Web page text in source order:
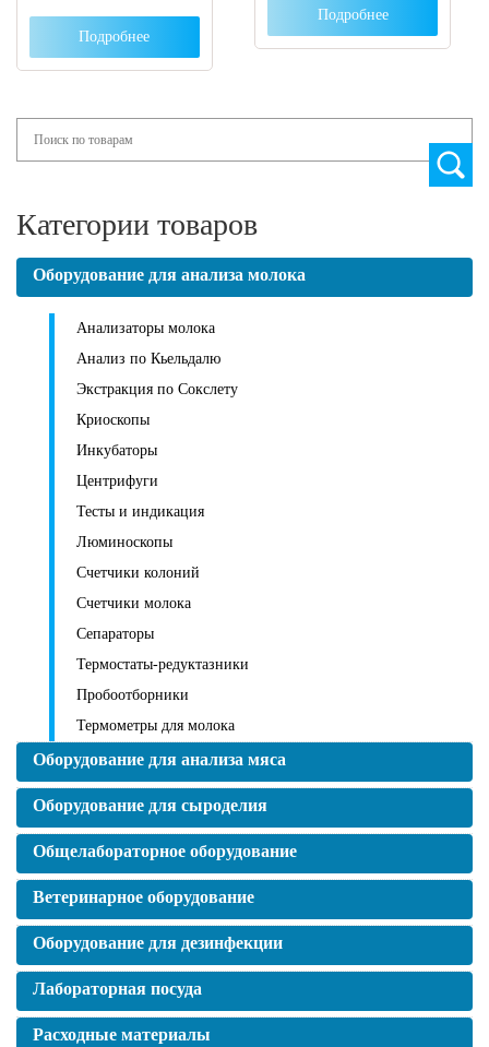
Подробнее
Подробнее
Категории товаров
Оборудование для анализа молока
Анализаторы молока
Анализ по Кьельдалю
Экстракция по Сокслету
Криоскопы
Инкубаторы
Центрифуги
Тесты и индикация
Люминоскопы
Счетчики колоний
Счетчики молока
Сепараторы
Термостаты-редуктазники
Пробоотборники
Термометры для молока
Оборудование для анализа мяса
Оборудование для сыроделия
Общелабораторное оборудование
Ветеринарное оборудование
Оборудование для дезинфекции
Лабораторная посуда
Расходные материалы